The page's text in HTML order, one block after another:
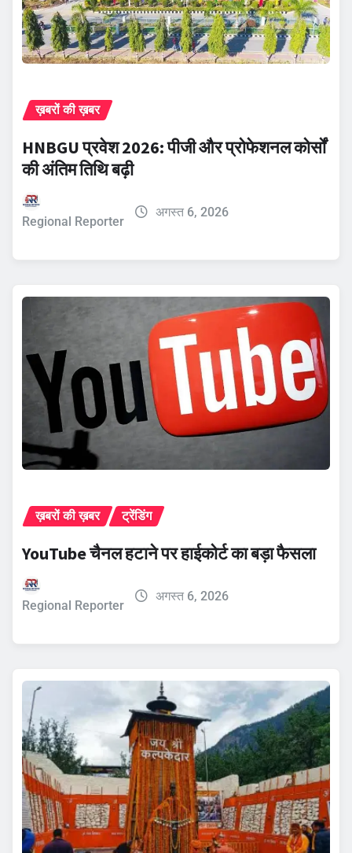
ख़बरों की ख़बर
HNBGU प्रवेश 2026: पीजी और प्रोफेशनल कोर्सों
की अंतिम तिथि बढ़ी
Regional Reporter
अगस्त 6, 2026
ख़बरों की ख़बर ट्रेंडिंग
YouTube चैनल हटाने पर हाईकोर्ट का बड़ा फैसला
Regional Reporter
अगस्त 6, 2026